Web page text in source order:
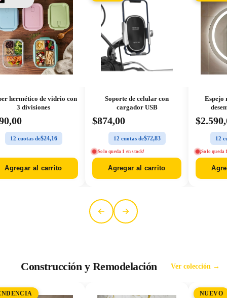
hermético de vidrio con
3 divisiones
12 cuotas de$24,16
Agregar al carrito
Soporte de celular con
cargador USB
$874,00
12 cuotas de$72,83
¡Solo queda 1 en stock!
Agregar al carrito
Espejo
12
¡Solo queda
Construcción y Remodelación Ver colección →
NUEVO